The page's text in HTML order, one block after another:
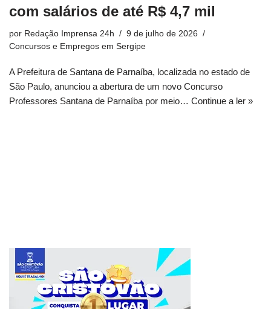
com salários de até R$ 4,7 mil
por Redação Imprensa 24h
9 de julho de 2026
Concursos e Empregos em Sergipe
A Prefeitura de Santana de Parnaíba, localizada no estado de
São Paulo, anunciou a abertura de um novo Concurso
Professores Santana de Parnaíba por meio… Continue a ler »